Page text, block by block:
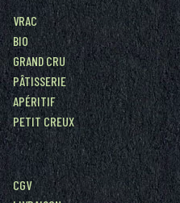
VRAC
BIO
GRAND CRU
PÂTISSERIE
APÉRITIF
PETIT CREUX
CGV